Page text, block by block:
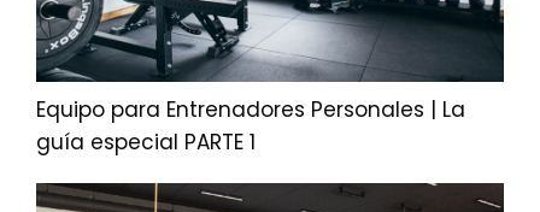
Equipo para Entrenadores Personales | La
guía especial PARTE 1